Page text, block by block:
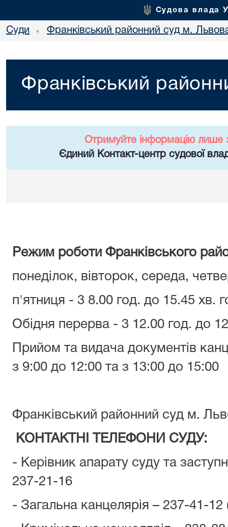
Судова влада
Суди • Франківський районний суд м.
Франківський
Отримуйте інформацію лише
Єдиний Контакт-центр судової
Режим роботи Франківського
понеділок, вівторок, середа,
п'ятниця - 3 8.00 год. до 15.45 хв.
Обідня перерва - 3 12.00 год. до
Прийом та видача документів
з 9:00 до 12:00 та з 13:00 до 15:00
Франківський районний суд м.
КОНТАКТНІ ТЕЛЕФОНИ СУДУ:
- Керівник апарату суду та
237-21-16
- Загальна канцелярія – 237-41-